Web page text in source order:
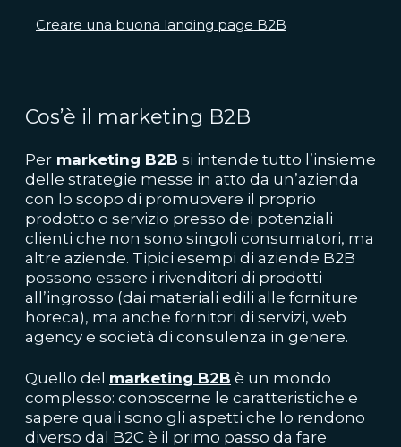
Creare una buona landing page B2B
Cos’è il marketing B2B
Per marketing B2B si intende tutto l’insieme
delle strategie messe in atto da un’azienda
con lo scopo di promuovere il proprio
prodotto o servizio presso dei potenziali
clienti che non sono singoli consumatori, ma
altre aziende. Tipici esempi di aziende B2B
possono essere i rivenditori di prodotti
all’ingrosso (dai materiali edili alle forniture
horeca), ma anche fornitori di servizi, web
agency e società di consulenza in genere.
Quello del marketing B2B è un mondo
complesso: conoscerne le caratteristiche e
sapere quali sono gli aspetti che lo rendono
diverso dal B2C è il primo passo da fare